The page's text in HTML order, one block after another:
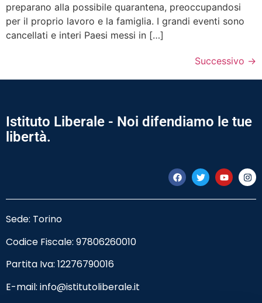
preparano alla possibile quarantena, preoccupandosi
per il proprio lavoro e la famiglia. I grandi eventi sono
cancellati e interi Paesi messi in […]
Successivo →
Istituto Liberale - Noi difendiamo le tue
libertà.
Sede: Torino
Codice Fiscale: 97806260010
Partita Iva: 12276790016
E-mail: info@istitutoliberale.it